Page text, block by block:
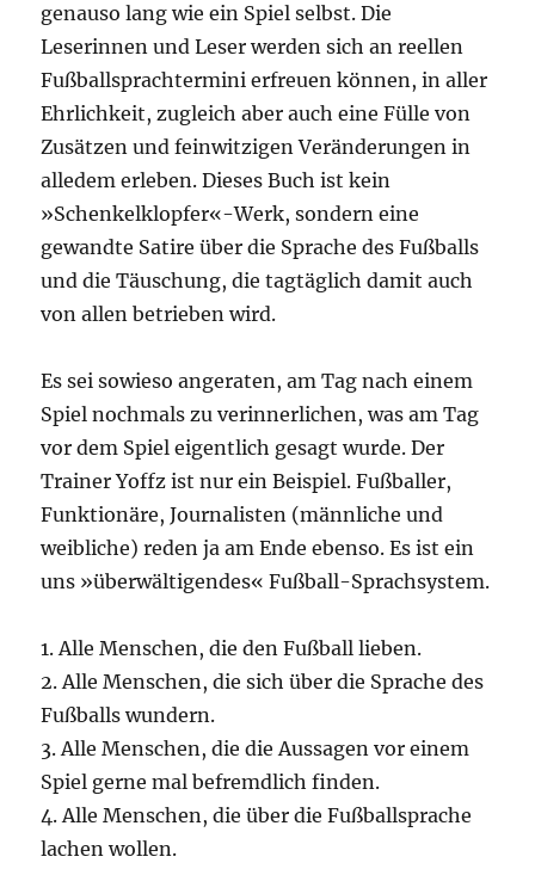
genauso lang wie ein Spiel selbst. Die
Leserinnen und Leser werden sich an reellen
Fußballsprachtermini erfreuen können, in aller
Ehrlichkeit, zugleich aber auch eine Fülle von
Zusätzen und feinwitzigen Veränderungen in
alledem erleben. Dieses Buch ist kein
»Schenkelklopfer«-Werk, sondern eine
gewandte Satire über die Sprache des Fußballs
und die Täuschung, die tagtäglich damit auch
von allen betrieben wird.
Es sei sowieso angeraten, am Tag nach einem
Spiel nochmals zu verinnerlichen, was am Tag
vor dem Spiel eigentlich gesagt wurde. Der
Trainer Yoffz ist nur ein Beispiel. Fußballer,
Funktionäre, Journalisten (männliche und
weibliche) reden ja am Ende ebenso. Es ist ein
uns »überwältigendes« Fußball-Sprachsystem.
1. Alle Menschen, die den Fußball lieben.
2. Alle Menschen, die sich über die Sprache des
Fußballs wundern.
3. Alle Menschen, die die Aussagen vor einem
Spiel gerne mal befremdlich finden.
4. Alle Menschen, die über die Fußballsprache
lachen wollen.